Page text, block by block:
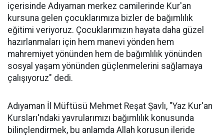
içerisinde Adıyaman merkez camilerinde Kur'an
kursuna gelen çocuklarımıza bizler de bağımlılık
eğitimi veriyoruz. Çocuklarımızın hayata daha güzel
hazırlanmaları için hem manevi yönden hem
mahremiyet yönünden hem de bağımlılık yönünden
sosyal yaşam yönünden güçlenmelerini sağlamaya
çalışıyoruz" dedi.
Adıyaman İl Müftüsü Mehmet Reşat Şavlı, "Yaz Kur'an
Kursları'ndaki yavrularımızı bağımlılık konusunda
bilinçlendirmek, bu anlamda Allah korusun ileride